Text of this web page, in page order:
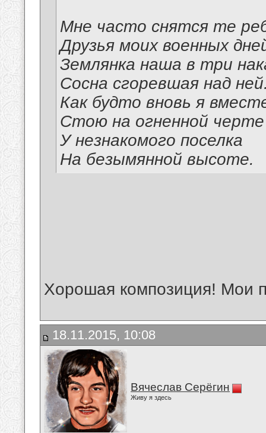
Мне часто снятся те
Друзья моих военных
Землянка наша в три
Сосна сгоревшая над
Как будто вновь я
Стою на огненной черте
У незнакомого поселка
На безымянной высоте.
Хорошая композиция! Мои
18.11.2015, 10:08
Вячеслав Серёгин
Живу я здесь